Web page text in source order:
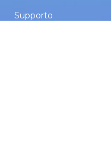
Supporto